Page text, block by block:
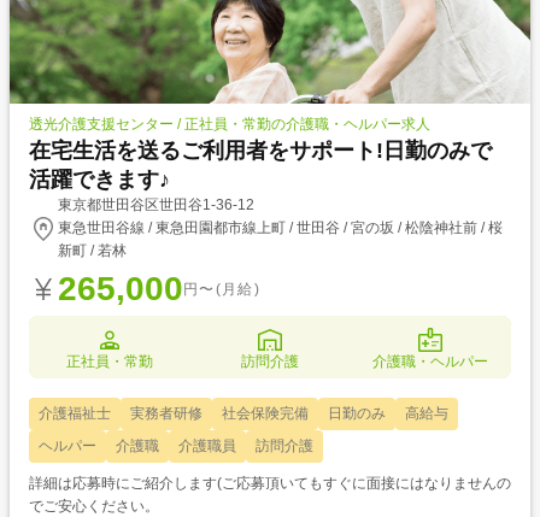
透光介護支援センター / 正社員・常勤の介護職・ヘルパー求人
在宅生活を送るご利用者をサポート!日勤のみで
活躍できます♪
東京都世田谷区世田谷1-36-12
東急世田谷線 / 東急田園都市線上町 / 世田谷 / 宮の坂 / 松陰神社前 / 桜
新町 / 若林
265,000 円〜(月給)
正社員・常勤 訪問介護 介護職・ヘルパー
介護福祉士 実務者研修 社会保険完備 日勤のみ
高給与
ヘルパー
介護職 介護職員 訪問介護
詳細は応募時にご紹介します(ご応募頂いてもすぐに面接にはなりませんの
でご安心ください。